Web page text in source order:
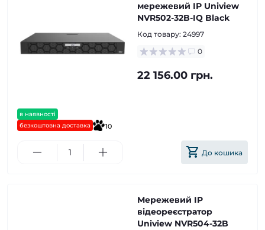
в наявності
безкоштовна доставка
10
мережевий ІР Uniview
NVR502-32B-IQ Black
Код товару: 24997
0
22 156.00 грн.
До кошика
Мережевий IP
відеореєстратор
Uniview NVR504-32B